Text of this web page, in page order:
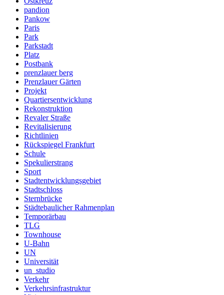
pandion
Pankow
Paris
Park
Parkstadt
Platz
Postbank
prenzlauer berg
Prenzlauer Gärten
Projekt
Quartiersentwicklung
Rekonstruktion
Revaler Straße
Revitalisierung
Richtlinien
Rückspiegel Frankfurt
Schule
Spekulierstrang
Sport
Stadtentwicklungsgebiet
Stadtschloss
Sternbrücke
Städtebaulicher Rahmenplan
Temporärbau
TLG
Townhouse
U-Bahn
UN
Universität
un_studio
Verkehr
Verkehrsinfrastruktur